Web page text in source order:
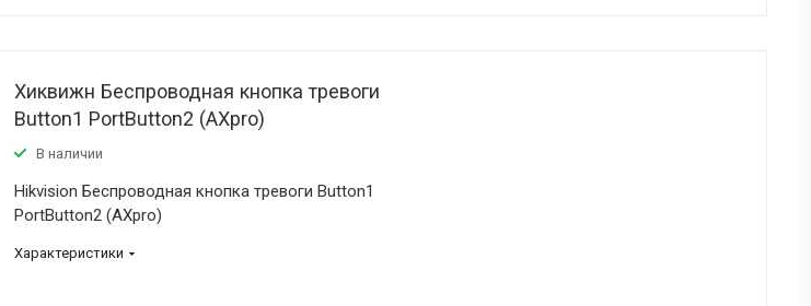
Хиквижн Беспроводная кнопка тревоги
Button1 PortButton2 (AXpro)
В наличии
Hikvision Беспроводная кнопка тревоги Button1
PortButton2 (AXpro)
Характеристики